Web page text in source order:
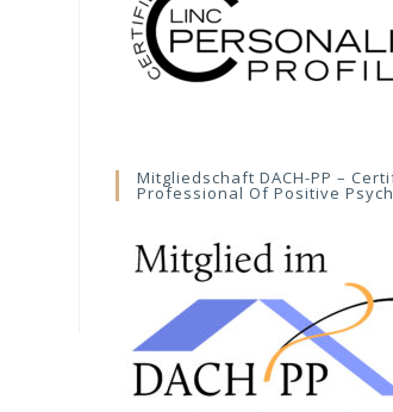
Mitgliedschaft DACH-PP –
Professional Of Positive